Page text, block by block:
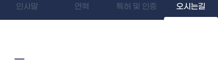
인사말 연혁 특허 및 인증 오시는길